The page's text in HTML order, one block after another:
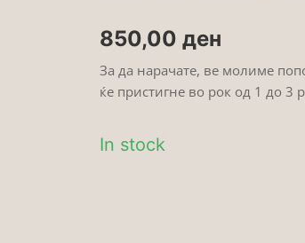
850,00 ден
За да нарачате, ве молиме
ќе пристигне во рок од 1 до 3
In stock